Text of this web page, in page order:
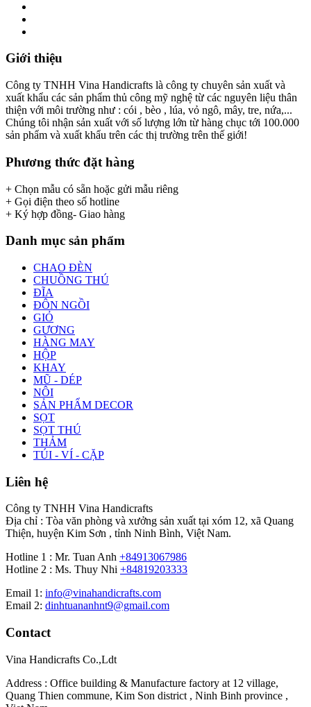
Giới thiệu
Công ty TNHH Vina Handicrafts là công ty chuyên sản xuất và
xuất khẩu các sản phẩm thủ công mỹ nghệ từ các nguyên liệu thân
thiện với môi trường như : cói , bèo , lúa, vỏ ngô, mây, tre, nứa,...
Chúng tôi nhận sản xuất với số lượng lớn từ hàng chục tới 100.000
sản phẩm và xuất khẩu trên các thị trường trên thế giới!
Phương thức đặt hàng
+ Chọn mẫu có sẵn hoặc gửi mẫu riêng
+ Gọi điện theo số hotline
+ Ký hợp đồng- Giao hàng
Danh mục sản phẩm
CHAO ĐÈN
CHUỒNG THÚ
ĐĨA
ĐÔN NGỒI
GIỎ
GƯƠNG
HÀNG MAY
HỘP
KHAY
MŨ - DÉP
NÔI
SẢN PHẨM DECOR
SỌT
SỌT THÚ
THẢM
TÚI - VÍ - CẶP
Liên hệ
Công ty TNHH Vina Handicrafts
Địa chỉ : Tòa văn phòng và xưởng sản xuất tại xóm 12, xã Quang
Thiện, huyện Kim Sơn , tỉnh Ninh Bình, Việt Nam.
Hotline 1 : Mr. Tuan Anh +84913067986
Hotline 2 : Ms. Thuy Nhi +84819203333
Email 1: info@vinahandicrafts.com
Email 2: dinhtuananhnt9@gmail.com
Contact
Vina Handicrafts Co.,Ldt
Address : Office building & Manufacture factory at 12 village,
Quang Thien commune, Kim Son district , Ninh Binh province ,